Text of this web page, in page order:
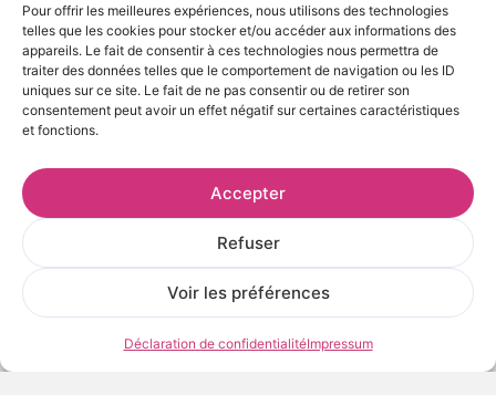
Pour offrir les meilleures expériences, nous utilisons des technologies
telles que les cookies pour stocker et/ou accéder aux informations des
appareils. Le fait de consentir à ces technologies nous permettra de
traiter des données telles que le comportement de navigation ou les ID
uniques sur ce site. Le fait de ne pas consentir ou de retirer son
consentement peut avoir un effet négatif sur certaines caractéristiques
et fonctions.
Accepter
Refuser
Voir les préférences
Déclaration de confidentialitéImpressum
Voir les œuvres de l’artiste